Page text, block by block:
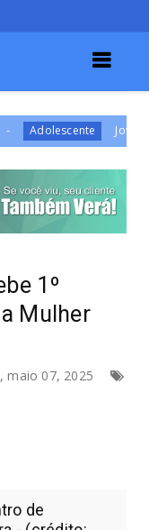
Jovem é preso após
1º
Mulher
maio 07, 2025
de